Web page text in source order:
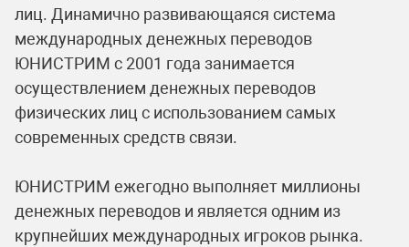
лиц. Динамично развивающаяся система
международных денежных переводов
ЮНИСТРИМ с 2001 года занимается
осуществлением денежных переводов
физических лиц с использованием самых
современных средств связи.
ЮНИСТРИМ ежегодно выполняет миллионы
денежных переводов и является одним из
крупнейших международных игроков рынка.